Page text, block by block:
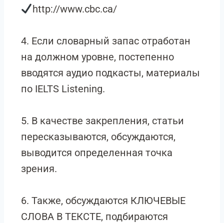
http://www.cbc.ca/
4. Если словарный запас отработан
на должном уровне, постепенно
вводятся аудио подкасты, материалы
по IELTS Listening.
5. В качестве закрепления, статьи
пересказываются, обсуждаются,
выводится определенная точка
зрения.
6. Также, обсуждаются КЛЮЧЕВЫЕ
СЛОВА В ТЕКСТЕ, подбираются